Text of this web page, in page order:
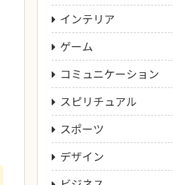
インテリア
ゲーム
コミュニケーション
スピリチュアル
スポーツ
デザイン